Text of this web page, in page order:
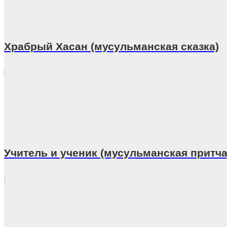
Храбрый Хасан (мусульманская сказка)
Учитель и ученик (мусульманская